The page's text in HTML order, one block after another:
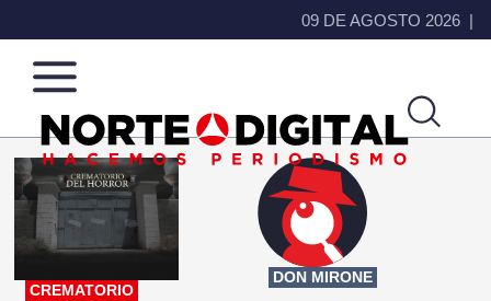
09 DE AGOSTO 2026
Norte
de
Ciudad
Más
que
noticias,
hacemos periodismo
CREMATORIO
DON MIRONE